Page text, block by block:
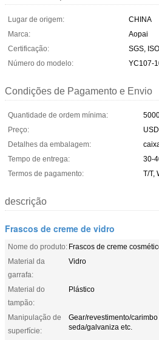
Lugar de origem:
CHINA
Marca:
Aopai
Certificação:
SGS,
Número do modelo:
YC107-
Condições de Pagamento e Envio
Quantidade de ordem mínima:
Preço:
Detalhes da embalagem:
Tempo de entrega:
30-
Termos de pagamento:
T/T,
descrição
Frascos de creme de vidro
Nome do produto: Frascos de creme
Material da
garrafa:
Vidro
Material do
tampão:
Plástico
Manipulação de
superfície:
Gear/revestimento/
seda/galvaniza etc.